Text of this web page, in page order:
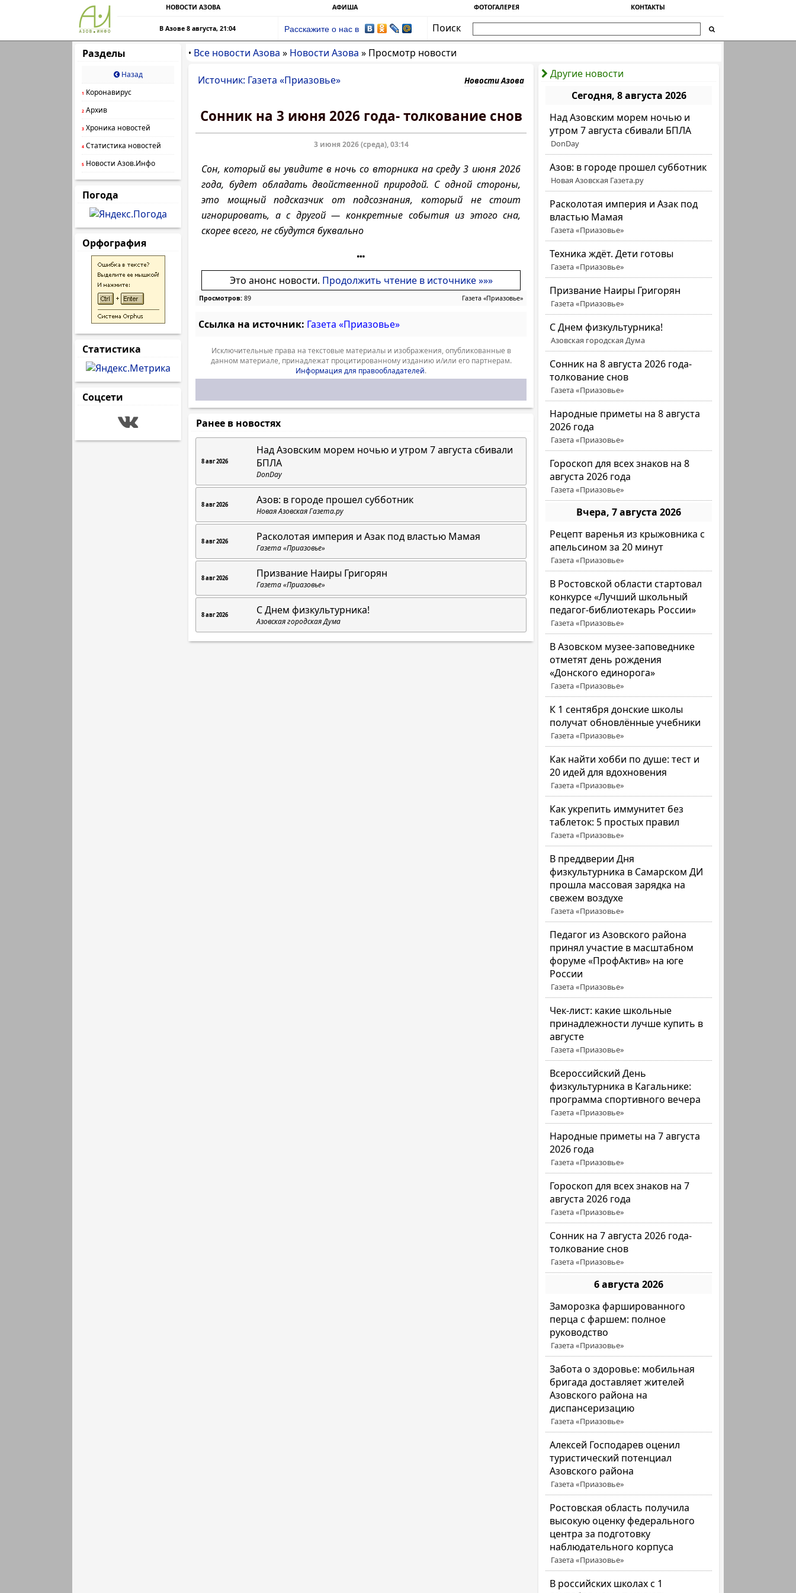
НОВОСТИ АЗОВА АФИША ФОТОГАЛЕРЕЯ КОНТАКТЫ
В Азове 8 августа, 21:04 Расскажите о нас в
Поиск
Разделы
Назад
1 Коронавирус
2 Архив
3 Хроника новостей
4 Статистика новостей
5 Новости Азов.Инфо
Погода
Орфография
Статистика
Соцсети
• Все новости Азова » Новости Азова » Просмотр новости
Другие новости
Сегодня, 8 августа 2026
Над Азовским морем ночью и
утром 7 августа сбивали БПЛА
DonDay
Азов: в городе прошел субботник
Новая Азовская Газета.ру
Расколотая империя и Азак под
властью Мамая
Газета «Приазовье»
Техника ждёт. Дети готовы
Газета «Приазовье»
Призвание Наиры Григорян
Газета «Приазовье»
C Днем физкультурника!
Азовская городская Дума
Сонник на 8 августа 2026 года-
толкование снов
Газета «Приазовье»
Народные приметы на 8 августа
2026 года
Газета «Приазовье»
Гороскоп для всех знаков на 8
августа 2026 года
Газета «Приазовье»
Вчера, 7 августа 2026
Рецепт варенья из крыжовника с
апельсином за 20 минут
Газета «Приазовье»
В Ростовской области стартовал
конкурсе «Лучший школьный
педагог-библиотекарь России»
Газета «Приазовье»
В Азовском музее-заповеднике
отметят день рождения
«Донского единорога»
Газета «Приазовье»
К 1 сентября донские школы
получат обновлённые учебники
Газета «Приазовье»
Как найти хобби по душе: тест и
20 идей для вдохновения
Газета «Приазовье»
Как укрепить иммунитет без
таблеток: 5 простых правил
Газета «Приазовье»
В преддверии Дня
физкультурника в Самарском ДИ
прошла массовая зарядка на
свежем воздухе
Газета «Приазовье»
Педагог из Азовского района
принял участие в масштабном
форуме «ПрофАктив» на юге
России
Газета «Приазовье»
Чек-лист: какие школьные
принадлежности лучше купить в
августе
Газета «Приазовье»
Всероссийский День
физкультурника в Кагальнике:
программа спортивного вечера
Газета «Приазовье»
Народные приметы на 7 августа
2026 года
Газета «Приазовье»
Гороскоп для всех знаков на 7
августа 2026 года
Газета «Приазовье»
Сонник на 7 августа 2026 года-
толкование снов
Газета «Приазовье»
6 августа 2026
Заморозка фаршированного
перца с фаршем: полное
руководство
Газета «Приазовье»
Забота о здоровье: мобильная
бригада доставляет жителей
Азовского района на
диспансеризацию
Газета «Приазовье»
Алексей Господарев оценил
туристический потенциал
Азовского района
Газета «Приазовье»
Ростовская область получила
высокую оценку федерального
центра за подготовку
наблюдательного корпуса
Газета «Приазовье»
В российских школах с 1
Источник: Газета «Приазовье» Новости Азова
Сонник на 3 июня 2026 года- толкование снов
3 июня 2026 (среда), 03:14
Сон, который вы увидите в ночь со вторника на среду 3 июня 2026
года, будет обладать двойственной природой. С одной стороны,
это мощный подсказчик от подсознания, который не стоит
игнорировать, а с другой — конкретные события из этого сна,
скорее всего, не сбудутся буквально
Это анонс новости. Продолжить чтение в источнике »»»
Просмотров: 89 Газета «Приазовье»
Ссылка на источник: Газета «Приазовье»
Исключительные права на текстовые материалы и изображения, опубликованные в
данном материале, принадлежат процитированному изданию и/или его партнерам.
Информация для правообладателей.
Ранее в новостях
8 авг 2026
Над Азовским морем ночью и утром 7 августа сбивали
БПЛА
DonDay
8 авг 2026 Азов: в городе прошел субботник
Новая Азовская Газета.ру
8 авг 2026 Расколотая империя и Азак под властью Мамая
Газета «Приазовье»
8 авг 2026 Призвание Наиры Григорян
Газета «Приазовье»
8 авг 2026 C Днем физкультурника!
Азовская городская Дума